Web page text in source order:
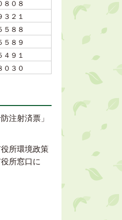
８０８
３２１
５８８
５８９
４９１
０３０
注射済票」
所環境政策
所窓口に